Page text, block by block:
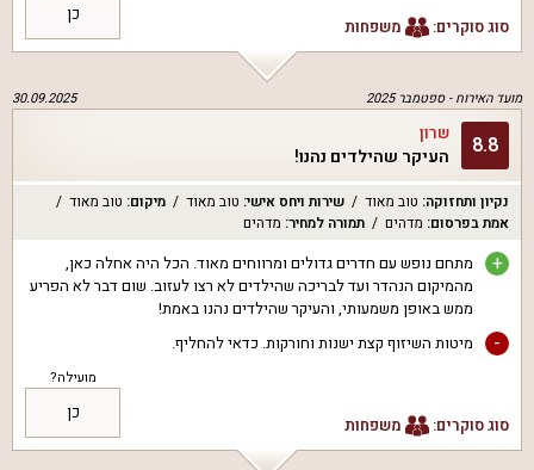
סוג סוקרים: משפחות
כן
מועד האירוח -ספטמבר 2025 30.09.2025
8.8 שרון
העיקר שהילדים נהנו!
נקיון ותחזוקה: טוב מאוד שירות ויחס אישי: טוב מאוד מיקום: טוב מאוד
אמת בפרסום: מדהים תמורה למחיר: מדהים
+
מתחם נופש עם חדרים גדולים ומרווחים מאוד. הכל היה אחלה כאן,
מהמיקום הנהדר ועד לבריכה שהילדים לא רצו לעזוב. שום דבר לא הפריע
ממש באופן משמעותי, והעיקר שהילדים נהנו באמת!
- מיטות השיזוף קצת ישנות וחורקות. כדאי להחליף.
סוג סוקרים: משפחות
מועילה?
כן